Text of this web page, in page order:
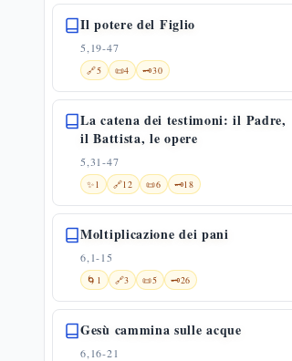
Il potere del Figlio
5,19-47
🔗5 📜4 🗝️30
La catena dei testimoni: il Padre,
il Battista, le opere
5,31-47
✨1 🔗12 📜6 🗝️18
Moltiplicazione dei pani
6,1-15
🌀 1 🔗3 📜5 🗝️26
Gesù cammina sulle acque
6,16-21